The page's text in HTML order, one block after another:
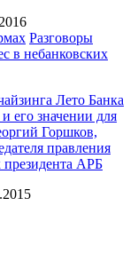
Разговоры
в небанковских
Лето Банка
его значении для
Горшков,
правления
АРБ